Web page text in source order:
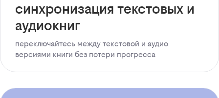
синхронизация текстовых и
аудиокниг
переключайтесь между текстовой и аудио
версиями книги без потери прогресса